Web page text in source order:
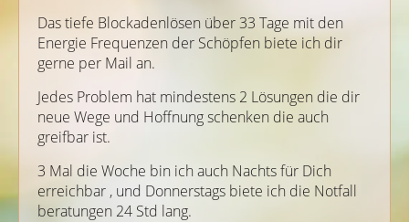
Das tiefe Blockadenlösen über 33 Tage mit den
Energie Frequenzen der Schöpfen biete ich dir
gerne per Mail an.
Jedes Problem hat mindestens 2 Lösungen die dir
neue Wege und Hoffnung schenken die auch
greifbar ist.
3 Mal die Woche bin ich auch Nachts für Dich
erreichbar , und Donnerstags biete ich die Notfall
beratungen 24 Std lang.